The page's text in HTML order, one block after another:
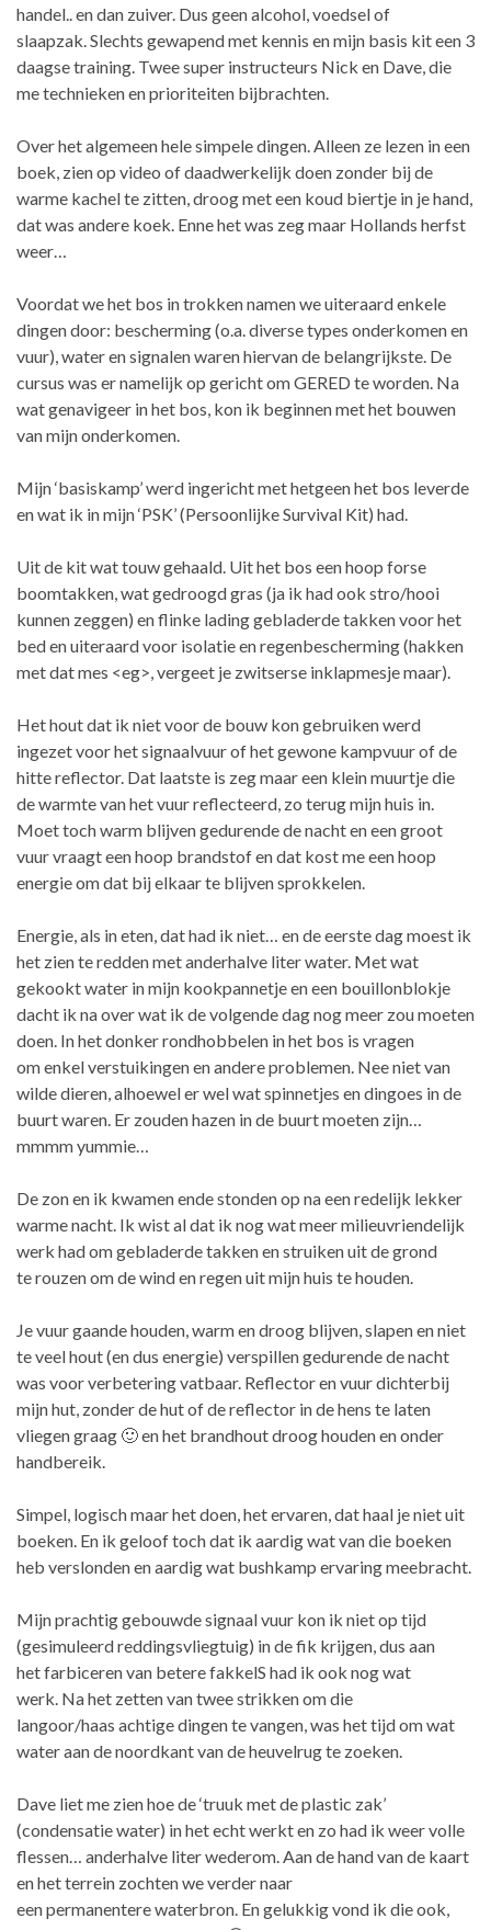
handel.. en dan zuiver. Dus geen alcohol, voedsel of
slaapzak. Slechts gewapend met kennis en mijn basis kit een 3
daagse training. Twee super instructeurs Nick en Dave, die
me technieken en prioriteiten bijbrachten.
Over het algemeen hele simpele dingen. Alleen ze lezen in een
boek, zien op video of daadwerkelijk doen zonder bij de
warme kachel te zitten, droog met een koud biertje in je hand,
dat was andere koek. Enne het was zeg maar Hollands herfst
weer…
Voordat we het bos in trokken namen we uiteraard enkele
dingen door: bescherming (o.a. diverse types onderkomen en
vuur), water en signalen waren hiervan de belangrijkste. De
cursus was er namelijk op gericht om GERED te worden. Na
wat genavigeer in het bos, kon ik beginnen met het bouwen
van mijn onderkomen.
Mijn ‘basiskamp’ werd ingericht met hetgeen het bos leverde
en wat ik in mijn ‘PSK’ (Persoonlijke Survival Kit) had.
Uit de kit wat touw gehaald. Uit het bos een hoop forse
boomtakken, wat gedroogd gras (ja ik had ook stro/hooi
kunnen zeggen) en flinke lading gebladerde takken voor het
bed en uiteraard voor isolatie en regenbescherming (hakken
met dat mes <eg>, vergeet je zwitserse inklapmesje maar).
Het hout dat ik niet voor de bouw kon gebruiken werd
ingezet voor het signaalvuur of het gewone kampvuur of de
hitte reflector. Dat laatste is zeg maar een klein muurtje die
de warmte van het vuur reflecteerd, zo terug mijn huis in.
Moet toch warm blijven gedurende de nacht en een groot
vuur vraagt een hoop brandstof en dat kost me een hoop
energie om dat bij elkaar te blijven sprokkelen.
Energie, als in eten, dat had ik niet… en de eerste dag moest ik
het zien te redden met anderhalve liter water. Met wat
gekookt water in mijn kookpannetje en een bouillonblokje
dacht ik na over wat ik de volgende dag nog meer zou moeten
doen. In het donker rondhobbelen in het bos is vragen
om enkel verstuikingen en andere problemen. Nee niet van
wilde dieren, alhoewel er wel wat spinnetjes en dingoes in de
buurt waren. Er zouden hazen in de buurt moeten zijn…
mmmm yummie…
De zon en ik kwamen ende stonden op na een redelijk lekker
warme nacht. Ik wist al dat ik nog wat meer milieuvriendelijk
werk had om gebladerde takken en struiken uit de grond
te rouzen om de wind en regen uit mijn huis te houden.
Je vuur gaande houden, warm en droog blijven, slapen en niet
te veel hout (en dus energie) verspillen gedurende de nacht
was voor verbetering vatbaar. Reflector en vuur dichterbij
mijn hut, zonder de hut of de reflector in de hens te laten
vliegen graag 🙂 en het brandhout droog houden en onder
handbereik.
Simpel, logisch maar het doen, het ervaren, dat haal je niet uit
boeken. En ik geloof toch dat ik aardig wat van die boeken
heb verslonden en aardig wat bushkamp ervaring meebracht.
Mijn prachtig gebouwde signaal vuur kon ik niet op tijd
(gesimuleerd reddingsvliegtuig) in de fik krijgen, dus aan
het farbiceren van betere fakkelS had ik ook nog wat
werk. Na het zetten van twee strikken om die
langoor/haas achtige dingen te vangen, was het tijd om wat
water aan de noordkant van de heuvelrug te zoeken.
Dave liet me zien hoe de ‘truuk met de plastic zak’
(condensatie water) in het echt werkt en zo had ik weer volle
flessen… anderhalve liter wederom. Aan de hand van de kaart
en het terrein zochten we verder naar
een permanentere waterbron. En gelukkig vond ik die ook,